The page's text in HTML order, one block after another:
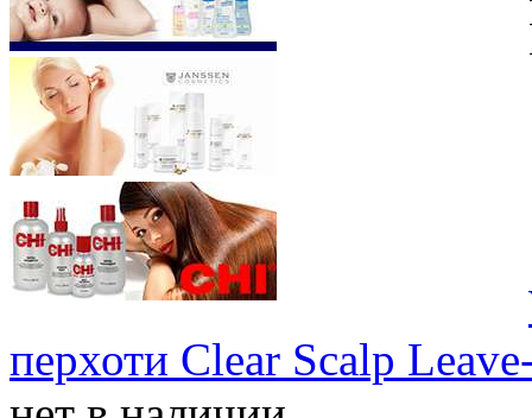
перхоти Clear Scalp